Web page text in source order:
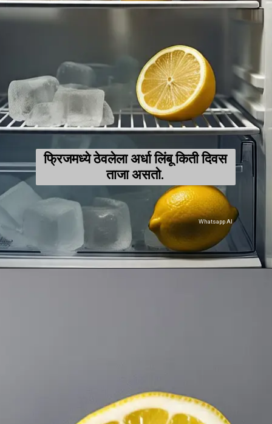
फ्रिजमध्ये ठेवलेला अर्धा लिंबू किती दिवस
ताजा असतो.
Whatsapp AI